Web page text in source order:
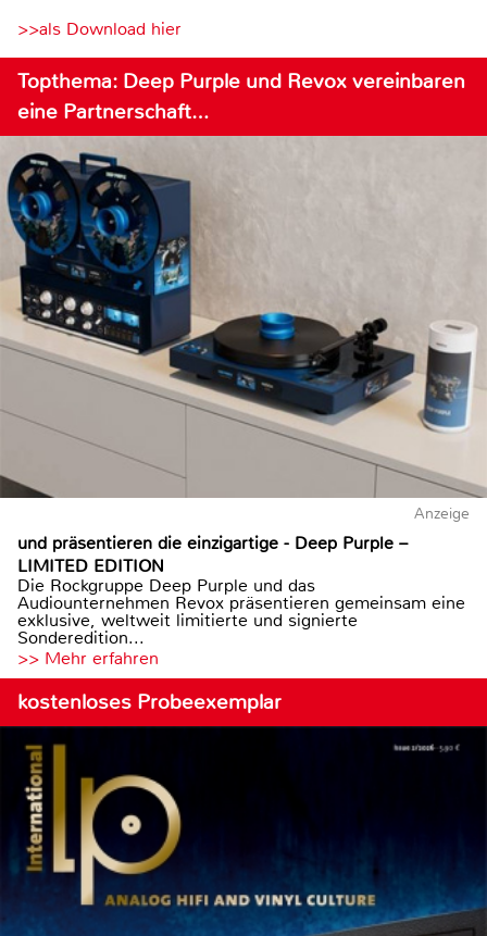
>>als Download hier
Topthema: Deep Purple und Revox vereinbaren
eine Partnerschaft…
Anzeige
und präsentieren die einzigartige - Deep Purple –
LIMITED EDITION
Die Rockgruppe Deep Purple und das
Audiounternehmen Revox präsentieren gemeinsam eine
exklusive, weltweit limitierte und signierte
Sonderedition...
>> Mehr erfahren
kostenloses Probeexemplar